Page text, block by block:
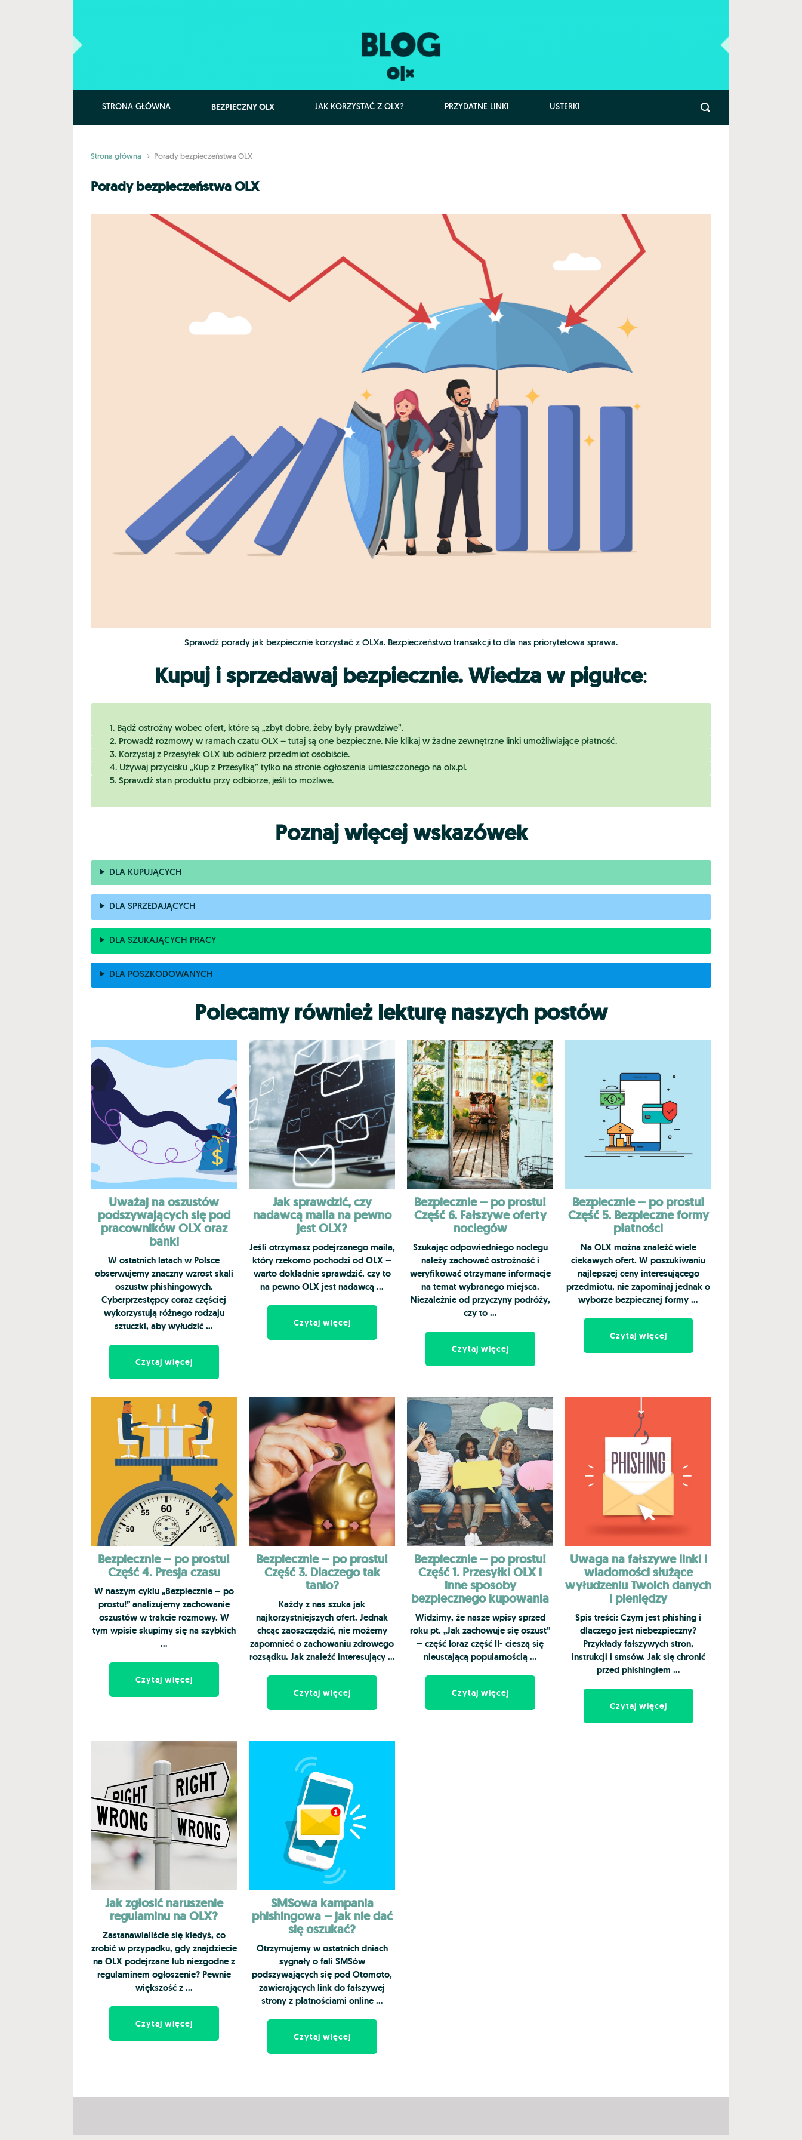
STRONA GŁÓWNA BEZPIECZNY OLX JAK KORZYSTAĆ Z OLX? PRZYDATNE LINKI USTERKI
Strona główna Porady bezpieczeństwa OLX
Porady bezpieczeństwa OLX
Sprawdź porady jak bezpiecznie korzystać z OLXa. Bezpieczeństwo transakcji to dla nas priorytetowa sprawa.
Kupuj i sprzedawaj bezpiecznie. Wiedza w pigułce:
1. Bądź ostrożny wobec ofert, które są „zbyt dobre, żeby były prawdziwe”.
2. Prowadź rozmowy w ramach czatu OLX – tutaj są one bezpieczne. Nie klikaj w żadne zewnętrzne linki umożliwiające płatność.
3. Korzystaj z Przesyłek OLX lub odbierz przedmiot osobiście.
4. Używaj przycisku „Kup z Przesyłką” tylko na stronie ogłoszenia umieszczonego na olx.pl.
5. Sprawdź stan produktu przy odbiorze, jeśli to możliwe.
Poznaj więcej wskazówek
DLA KUPUJĄCYCH
DLA SPRZEDAJĄCYCH
DLA SZUKAJĄCYCH PRACY
DLA POSZKODOWANYCH
Polecamy również lekturę naszych postów
Uważaj na oszustów
podszywających się pod
pracowników OLX oraz
banki
W ostatnich latach w Polsce
obserwujemy znaczny wzrost skali
oszustw phishingowych.
Cyberprzestępcy coraz częściej
wykorzystują różnego rodzaju
sztuczki, aby wyłudzić …
Czytaj więcej
Jak sprawdzić, czy
nadawcą maila na pewno
jest OLX?
Jeśli otrzymasz podejrzanego maila,
który rzekomo pochodzi od OLX –
warto dokładnie sprawdzić, czy to
na pewno OLX jest nadawcą …
Czytaj więcej
Bezpiecznie – po prostu!
Część 6. Fałszywe oferty
noclegów
Szukając odpowiedniego noclegu
należy zachować ostrożność i
weryfikować otrzymane informacje
na temat wybranego miejsca.
Niezależnie od przyczyny podróży,
czy to …
Czytaj więcej
Bezpiecznie – po prostu!
Część 5. Bezpieczne formy
płatności
Na OLX można znaleźć wiele
ciekawych ofert. W poszukiwaniu
najlepszej ceny interesującego
przedmiotu, nie zapominaj jednak o
wyborze bezpiecznej formy …
Czytaj więcej
Bezpiecznie – po prostu!
Część 4. Presja czasu
W naszym cyklu „Bezpiecznie – po
prostu!” analizujemy zachowanie
oszustów w trakcie rozmowy. W
tym wpisie skupimy się na szybkich
…
Czytaj więcej
Bezpiecznie – po prostu!
Część 3. Dlaczego tak
tanio?
Każdy z nas szuka jak
najkorzystniejszych ofert. Jednak
chcąc zaoszczędzić, nie możemy
zapomnieć o zachowaniu zdrowego
rozsądku. Jak znaleźć interesujący …
Czytaj więcej
Bezpiecznie – po prostu!
Część 1. Przesyłki OLX i
inne sposoby
bezpiecznego kupowania
Widzimy, że nasze wpisy sprzed
roku pt. „Jak zachowuje się oszust”
– część Ioraz część II- cieszą się
nieustającą popularnością …
Czytaj więcej
Uwaga na fałszywe linki i
wiadomości służące
wyłudzeniu Twoich danych
i pieniędzy
Spis treści: Czym jest phishing i
dlaczego jest niebezpieczny?
Przykłady fałszywych stron,
instrukcji i smsów. Jak się chronić
przed phishingiem …
Czytaj więcej
Jak zgłosić naruszenie
regulaminu na OLX?
Zastanawialiście się kiedyś, co
zrobić w przypadku, gdy znajdziecie
na OLX podejrzane lub niezgodne z
regulaminem ogłoszenie? Pewnie
większość z …
Czytaj więcej
SMSowa kampania
phishingowa – jak nie dać
się oszukać?
Otrzymujemy w ostatnich dniach
sygnały o fali SMSów
podszywających się pod Otomoto,
zawierających link do fałszywej
strony z płatnościami online …
Czytaj więcej